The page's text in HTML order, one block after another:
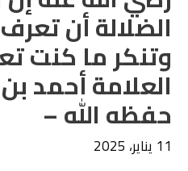
الضلالة أن
وتنكر ما كنت
العلامة أحمد
حفظه الله –
11 يناير، 2025